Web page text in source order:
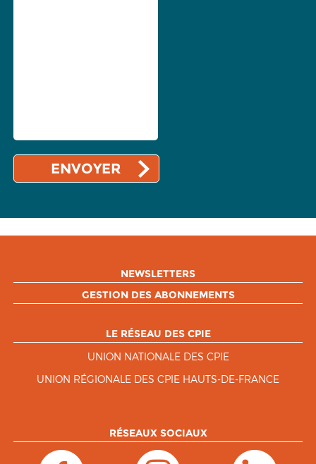
NEWSLETTERS
GESTION DES ABONNEMENTS
LE RÉSEAU DES CPIE
UNION NATIONALE DES CPIE
UNION RÉGIONALE DES CPIE HAUTS-DE-FRANCE
RÉSEAUX SOCIAUX